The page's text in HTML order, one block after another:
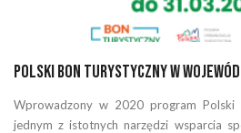
Polski Bon Turystyczny w
Wprowadzony w 2020 program Polski
jednym z istotnych narzędzi wsparcia